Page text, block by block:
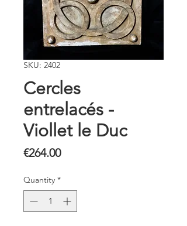
SKU: 2402
Cercles
entrelacés -
Viollet le Duc
€264.00Price
Quantity *